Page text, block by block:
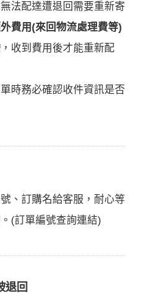
法配達遭退回需要重新寄
費用(來回物流處理費等)
，收到費用後才能重新配
時務必確認收件資訊是否
、訂購名給客服，耐心等
(訂單編號查詢連結)
退回